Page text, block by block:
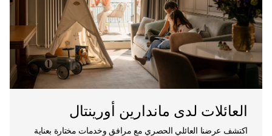
العائلات لدى ماندارين أورينتال
اكتشف عرضنا العائلي الحصري مع مرافق وخدمات مختارة بعناية